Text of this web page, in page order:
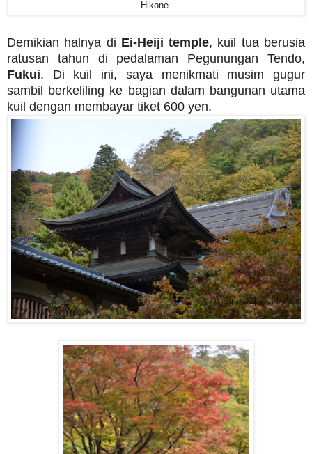
Hikone.
Demikian halnya di Ei-Heiji temple, kuil tua berusia
ratusan tahun di pedalaman Pegunungan Tendo,
Fukui. Di kuil ini, saya menikmati musim gugur
sambil berkeliling ke bagian dalam bangunan utama
kuil dengan membayar tiket 600 yen.